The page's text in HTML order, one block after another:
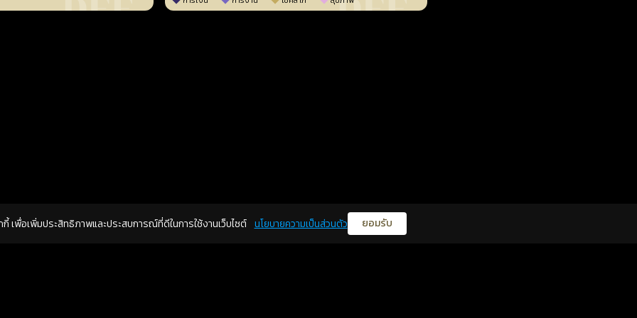
กี้ เพื่อเพิ่มประสิทธิภาพและประสบการณ์ที่ดีในการใช้งานเว็บไซต์ นโยบายความเป็นส่วนตัว ยอมรับ